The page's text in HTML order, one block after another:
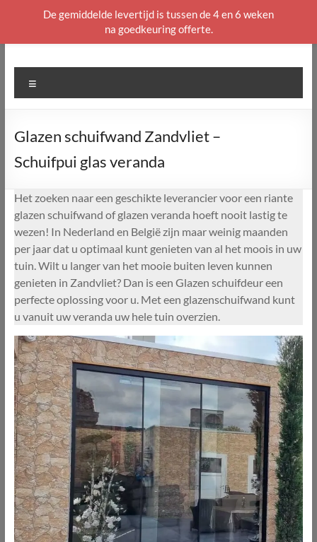
naar
Glazen schuifwand Zandvliet –
Schuifpui glas veranda
Het zoeken naar een geschikte leverancier voor een riante
glazen schuifwand of glazen veranda hoeft nooit lastig te
wezen! In Nederland en België zijn maar weinig maanden
per jaar dat u optimaal kunt genieten van al het moois in uw
tuin. Wilt u langer van het mooie buiten leven kunnen
genieten in Zandvliet? Dan is een Glazen schuifdeur een
perfecte oplossing voor u. Met een glazenschuifwand kunt
u vanuit uw veranda uw hele tuin overzien.
De gemiddelde levertijd is tussen de 4 en 6 weken
na goedkeuring offerte.